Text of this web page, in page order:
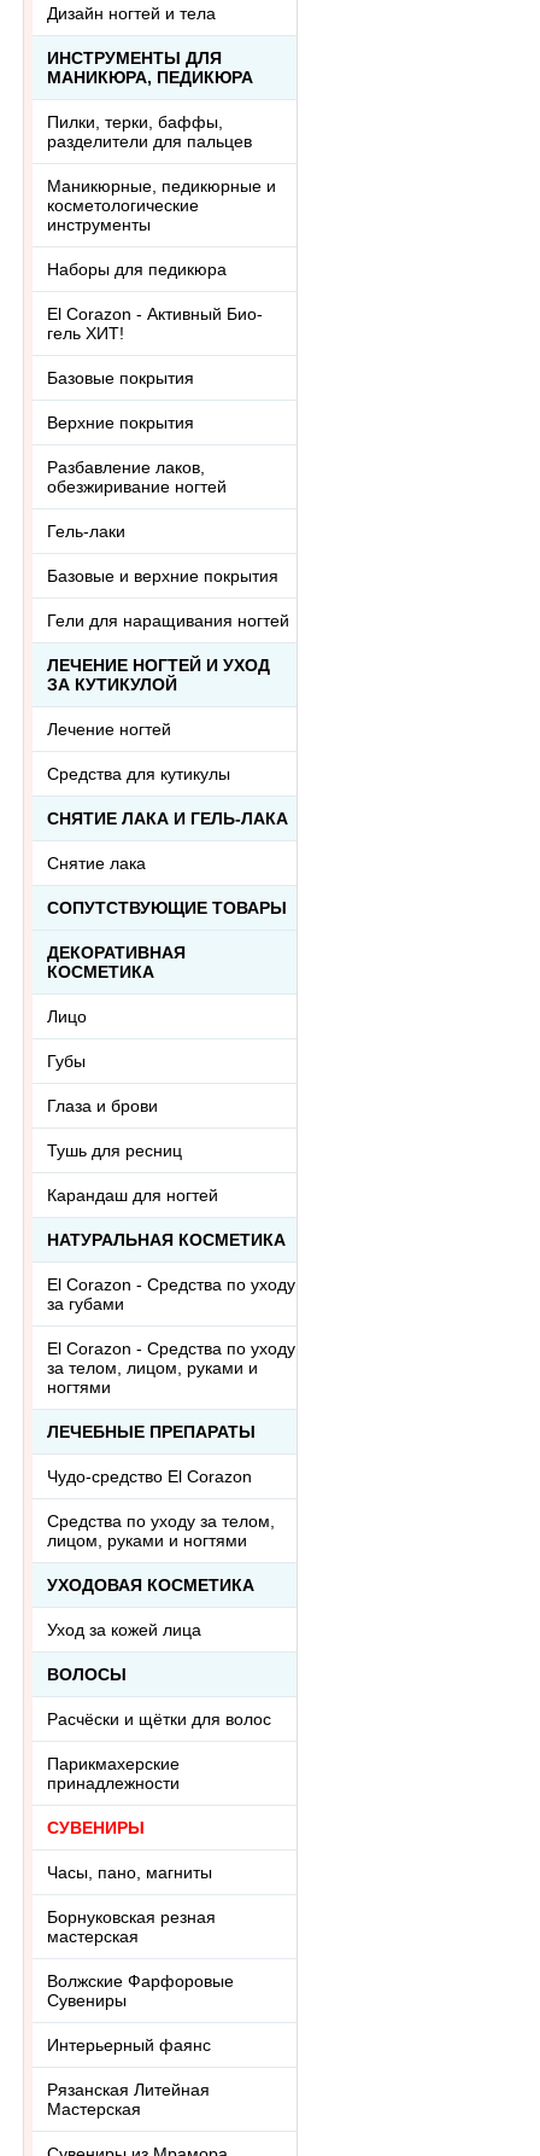
Дизайн ногтей и тела
ИНСТРУМЕНТЫ ДЛЯ
МАНИКЮРА, ПЕДИКЮРА
Пилки, терки, баффы,
разделители для пальцев
Маникюрные, педикюрные и
косметологические
инструменты
Наборы для педикюра
El Corazon - Активный Био-
гель ХИТ!
Базовые покрытия
Верхние покрытия
Разбавление лаков,
обезжиривание ногтей
Гель-лаки
Базовые и верхние покрытия
Гели для наращивания ногтей
ЛЕЧЕНИЕ НОГТЕЙ И УХОД
ЗА КУТИКУЛОЙ
Лечение ногтей
Средства для кутикулы
СНЯТИЕ ЛАКА И ГЕЛЬ-ЛАКА
Снятие лака
СОПУТСТВУЮЩИЕ ТОВАРЫ
ДЕКОРАТИВНАЯ
КОСМЕТИКА
Лицо
Губы
Глаза и брови
Тушь для ресниц
Карандаш для ногтей
НАТУРАЛЬНАЯ КОСМЕТИКА
El Corazon - Средства по уходу
за губами
El Corazon - Средства по уходу
за телом, лицом, руками и
ногтями
ЛЕЧЕБНЫЕ ПРЕПАРАТЫ
Чудо-средство El Corazon
Средства по уходу за телом,
лицом, руками и ногтями
УХОДОВАЯ КОСМЕТИКА
Уход за кожей лица
ВОЛОСЫ
Расчёски и щётки для волос
Парикмахерские
принадлежности
СУВЕНИРЫ
Часы, пано, магниты
Борнуковская резная
мастерская
Волжские Фарфоровые
Сувениры
Интерьерный фаянс
Рязанская Литейная
Мастерская